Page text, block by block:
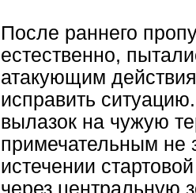
После раннего
естественно,
атакующим
исправить
вылазок на чужую
примечательным не
истечении
через центральную